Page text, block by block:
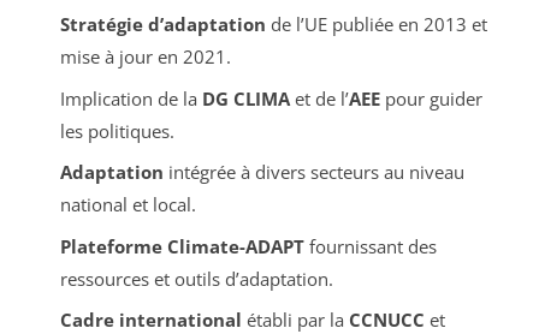
Stratégie d’adaptation de l’UE publiée en 2013 et
mise à jour en 2021.
Implication de la DG CLIMAet de l’AEEpour guider
les politiques.
Adaptation intégrée à divers secteurs au niveau
national et local.
Plateforme Climate-ADAPTfournissant des
ressources et outils d’adaptation.
Cadre international établi par la CCNUCC et